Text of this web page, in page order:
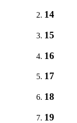
14
15
16
17
18
19